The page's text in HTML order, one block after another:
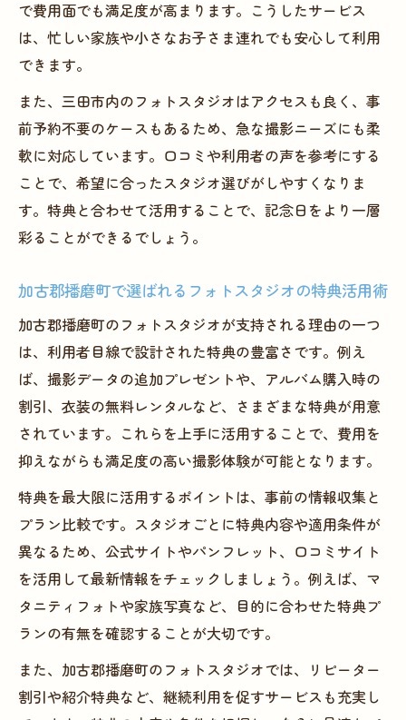
初めて利用する方へフォトスタジオ体験の
流れを解説
きる理由
特典付きフォトスタジオ利用で失敗しない
コツ
兵庫県三田市のフォトスタジオで叶う低コスト
撮影術
フォトスタジオ特典で低コスト撮影を実現
する方法
真を残すコツ
費用を抑えたい方におすすめのフォトスタ
ジオ活用術
フォトスタジオ特典で賢く節約しながら高
品質撮影
選び方
おしゃれに撮るなら知っておきたいキャンペー
ン情報
フォトスタジオ特典とおしゃれ撮影のキャ
ンペーン活用法
最新フォトスタジオキャンペーン情報を徹
底チェック
で費用面でも満足度が高まります。こうしたサービス
は、忙しい家族や小さなお子さま連れでも安心して利用
できます。
また、三田市内のフォトスタジオはアクセスも良く、事
前予約不要のケースもあるため、急な撮影ニーズにも柔
軟に対応しています。口コミや利用者の声を参考にする
ことで、希望に合ったスタジオ選びがしやすくなりま
す。特典と合わせて活用することで、記念日をより一層
彩ることができるでしょう。
加古郡播磨町で選ばれるフォトスタジオの特典活用術
加古郡播磨町のフォトスタジオが支持される理由の一つ
は、利用者目線で設計された特典の豊富さです。例え
ば、撮影データの追加プレゼントや、アルバム購入時の
割引、衣装の無料レンタルなど、さまざまな特典が用意
されています。これらを上手に活用することで、費用を
抑えながらも満足度の高い撮影体験が可能となります。
特典を最大限に活用するポイントは、事前の情報収集と
プラン比較です。スタジオごとに特典内容や適用条件が
異なるため、公式サイトやパンフレット、口コミサイト
を活用して最新情報をチェックしましょう。例えば、マ
タニティフォトや家族写真など、目的に合わせた特典プ
ランの有無を確認することが大切です。
また、加古郡播磨町のフォトスタジオでは、リピーター
割引や紹介特典など、継続利用を促すサービスも充実し